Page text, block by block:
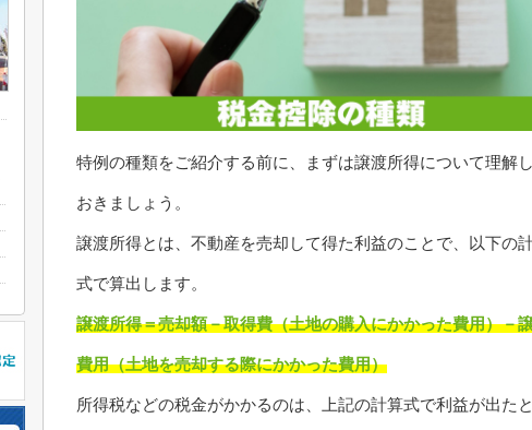
特例の種類をご紹介する前に、まずは譲渡所得について理解
おきましょう。
譲渡所得とは、不動産を売却して得た利益のことで、以下の
式で算出します。
譲渡所得＝売却額－取得費（土地の購入にかかった費用）－
費用（土地を売却する際にかかった費用）
所得税などの税金がかかるのは、上記の計算式で利益が出た